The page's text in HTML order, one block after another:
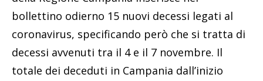
bollettino odierno 15 nuovi decessi legati al
coronavirus, specificando però che si tratta di
decessi avvenuti tra il 4 e il 7 novembre. Il
totale dei deceduti in Campania dall’inizio